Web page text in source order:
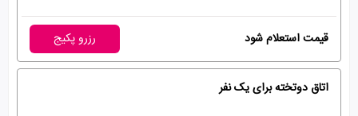
قیمت استعلام شود رزرو پکیج
اتاق دوتخته برای یک نفر